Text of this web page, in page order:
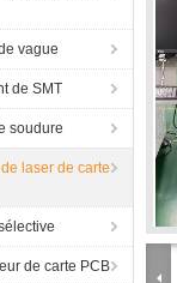
vague
de SMT
soudure
laser de carte
de carte PCB